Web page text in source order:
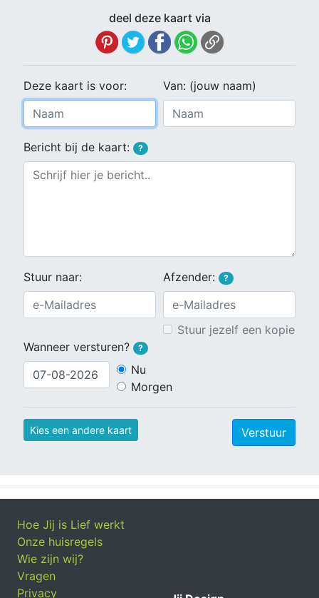
deel deze kaart via
Deze kaart is voor: Van: (jouw naam)
Bericht bij de kaart: ?
Stuur naar: Afzender: ?
Stuur jezelf een kopie
Wanneer versturen?
?
Nu
Morgen
Kies een andere kaart Verstuur
Hoe Jij is Lief werkt
Onze huisregels
Wie zijn wij?
Vragen
Privacy